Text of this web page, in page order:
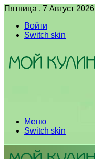
Пятница , 7 Август 2026
Войти
Switch skin
Меню
Switch skin